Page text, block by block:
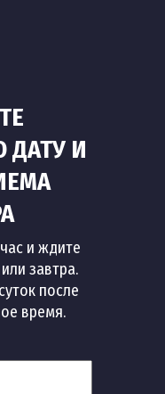
И
и ждите
завтра.
после
время.